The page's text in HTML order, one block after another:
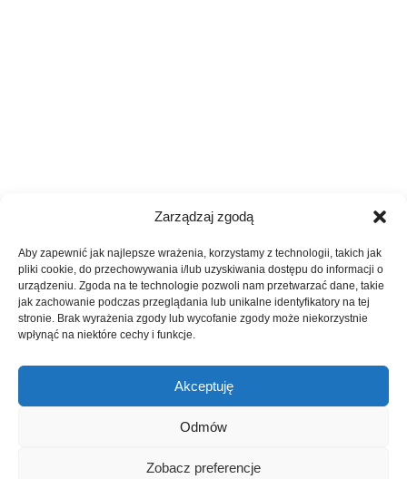
Zarządzaj zgodą
Aby zapewnić jak najlepsze wrażenia, korzystamy z technologii, takich jak
pliki cookie, do przechowywania i/lub uzyskiwania dostępu do informacji o
urządzeniu. Zgoda na te technologie pozwoli nam przetwarzać dane, takie
jak zachowanie podczas przeglądania lub unikalne identyfikatory na tej
stronie. Brak wyrażenia zgody lub wycofanie zgody może niekorzystnie
wpłynąć na niektóre cechy i funkcje.
Akceptuję
Odmów
Zobacz preferencje